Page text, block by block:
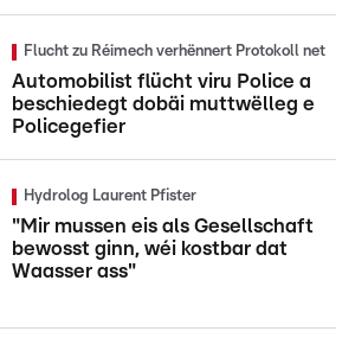
Flucht zu Réimech verhënnert Protokoll net
Automobilist flücht viru Police a
beschiedegt dobäi muttwëlleg e
Policegefier
Hydrolog Laurent Pfister
"Mir mussen eis als Gesellschaft
bewosst ginn, wéi kostbar dat
Waasser ass"